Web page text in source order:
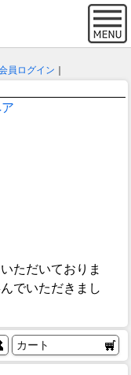
員ログイン
ただいておりま
でいただきまし
カート